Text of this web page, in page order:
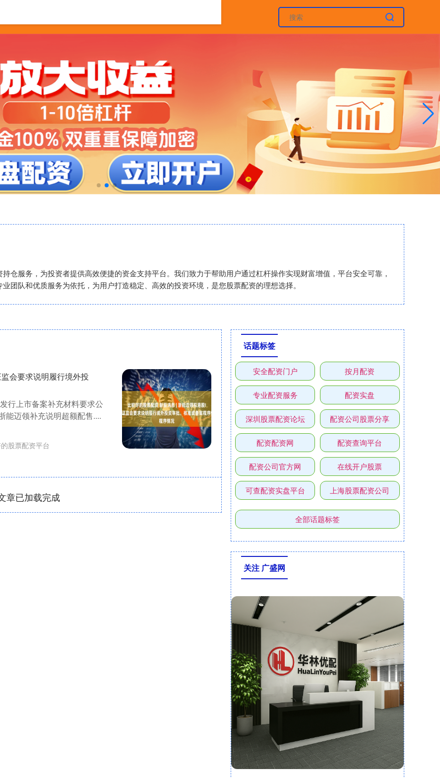
仓服务，为投资者提供高效便捷的资金支持平台。我们致力于帮助用户通过杠杆操作实现财富增值，平台安全可靠，
团队和优质服务为依托，为用户打造稳定、高效的投资环境，是您股票配资的理想选择。
会要求说明履行境外投
行上市备案补充材料要求公
迈领补充说明超额配售....
股票配资平台
章已加载完成
话题标签
安全配资门户 按月配资
专业配资服务 配资实盘
深圳股票配资论坛 配资公司股票分享
配资配资网 配资查询平台
配资公司官方网 在线开户股票
可查配资实盘平台 上海股票配资公司
全部话题标签
关注 广盛网